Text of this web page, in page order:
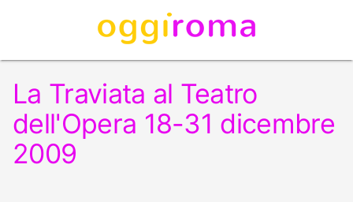
La Traviata al Teatro
dell'Opera 18-31 dicembre
2009